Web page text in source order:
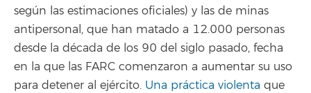
según las estimaciones oficiales) y las de minas
antipersonal, que han matado a 12.000 personas
desde la década de los 90 del siglo pasado, fecha
en la que las FARC comenzaron a aumentar su uso
para detener al ejército. Una práctica violenta que